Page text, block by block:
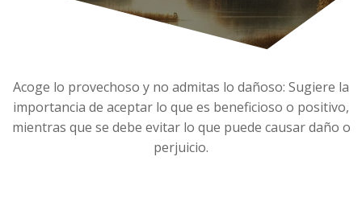
Acoge lo provechoso y no admitas lo dañoso: Sugiere la
importancia de aceptar lo que es beneficioso o positivo,
mientras que se debe evitar lo que puede causar daño o
perjuicio.